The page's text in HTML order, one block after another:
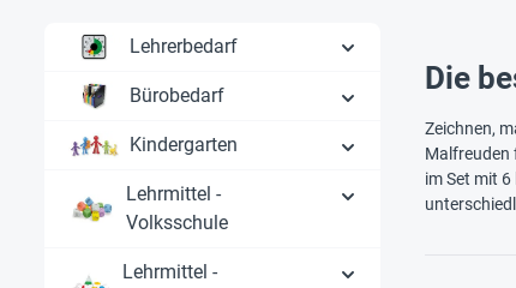
Lehrerbedarf
Bürobedarf
Kindergarten
Lehrmittel -
Volksschule
Lehrmittel -
Die
Zeichnen,
Malfreuden
im Set mit